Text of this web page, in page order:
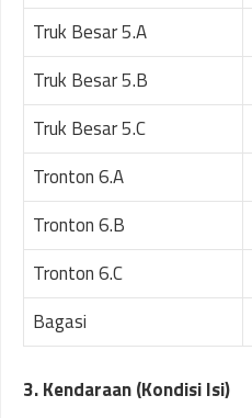
Truk Besar 5.A
Truk Besar 5.B
Truk Besar 5.C
Tronton 6.A
Tronton 6.B
Tronton 6.C
Bagasi
3. Kendaraan (Kondisi Isi)